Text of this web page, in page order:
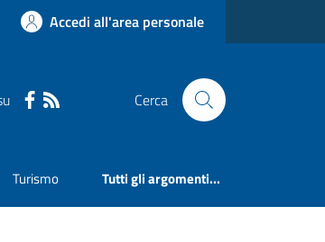
Accedi all'area personale
Cerca
Turismo Tutti gli argomenti...